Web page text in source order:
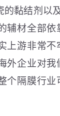
黏结剂以
辅材全部依
上游非常
外企业对
个隔膜行